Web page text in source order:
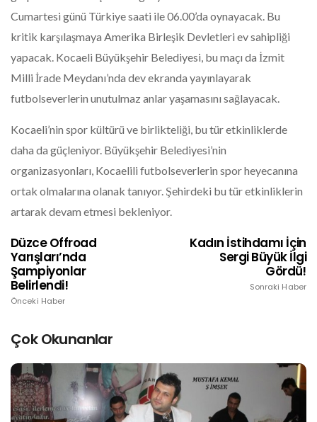
Cumartesi günü Türkiye saati ile 06.00’da oynayacak. Bu
kritik karşılaşmaya Amerika Birleşik Devletleri ev sahipliği
yapacak. Kocaeli Büyükşehir Belediyesi, bu maçı da İzmit
Milli İrade Meydanı’nda dev ekranda yayınlayarak
futbolseverlerin unutulmaz anlar yaşamasını sağlayacak.
Kocaeli’nin spor kültürü ve birlikteliği, bu tür etkinliklerde
daha da güçleniyor. Büyükşehir Belediyesi’nin
organizasyonları, Kocaelili futbolseverlerin spor heyecanına
ortak olmalarına olanak tanıyor. Şehirdeki bu tür etkinliklerin
artarak devam etmesi bekleniyor.
Düzce Offroad
Yarışları’nda
Şampiyonlar
Belirlendi!
Önceki Haber
Kadın İstihdamı İçin
Sergi Büyük İlgi
Gördü!
Sonraki Haber
Çok Okunanlar